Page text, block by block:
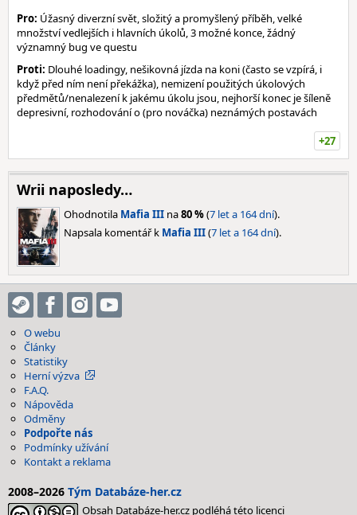
Pro: Úžasný diverzní svět, složitý a promyšlený příběh, velké
množství vedlejších i hlavních úkolů, 3 možné konce, žádný
významný bug ve questu
Proti: Dlouhé loadingy, nešikovná jízda na koni (často se vzpírá, i
když před ním není překážka), nemizení použitých úkolových
předmětů/nenalezení k jakému úkolu jsou, nejhorší konec je šíleně
depresivní, rozhodování o (pro nováčka) neznámých postavách
+27
Wrii naposledy…
Ohodnotila Mafia III na80 %(7 let a 164 dní).
Napsala komentář k Mafia III(7 let a 164 dní).
O webu
Články
Statistiky
Herní výzva
F.A.Q.
Nápověda
Odměny
Podpořte nás
Podmínky užívání
Kontakt a reklama
2008–2026 Tým Databáze-her.cz
Obsah Databáze-her.cz podléhá této licenci